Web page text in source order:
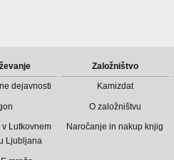
dejavnosti
v Lutkovnem
Ljubljana
Založništvo
Kamizdat
O založništvu
Naročanje in nakup knjig